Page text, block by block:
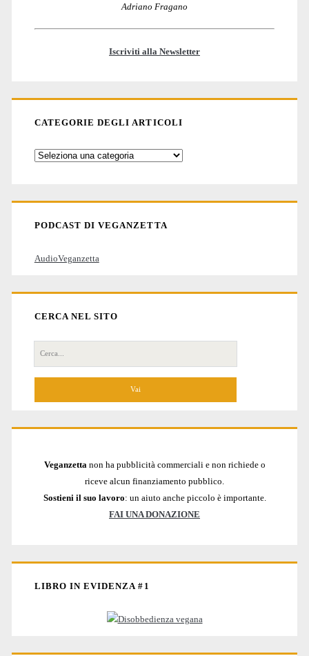
Adriano Fragano
Iscriviti alla Newsletter
CATEGORIE DEGLI ARTICOLI
Categorie
PODCAST DI VEGANZETTA
AudioVeganzetta
CERCA NEL SITO
Cerca
per:
Veganzetta non ha pubblicità commerciali e non richiede o
riceve alcun finanziamento pubblico.
Sostieni il suo lavoro: un aiuto anche piccolo è importante.
FAI UNA DONAZIONE
LIBRO IN EVIDENZA #1